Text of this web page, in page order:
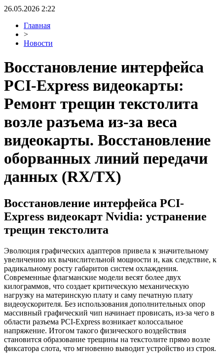
26.05.2026 2:22
Главная
>
Новости
Восстановление интерфейса
PCI-Express видеокарты:
Ремонт трещин текстолита
возле разъема из-за веса
видеокарты. Восстановление
оборванных линий передачи
данных (RX/TX)
Восстановление интерфейса PCI-
Express видеокарт Nvidia: устранение
трещин текстолита
Эволюция графических адаптеров привела к значительному
увеличению их вычислительной мощности и, как следствие, к
радикальному росту габаритов систем охлаждения.
Современные флагманские модели весят более двух
килограммов, что создает критическую механическую
нагрузку на материнскую плату и саму печатную плату
видеоускорителя. Без использования дополнительных опор
массивный графический чип начинает провисать, из-за чего в
области разъема PCI-Express возникает колоссальное
напряжение. Итогом такого физического воздействия
становится образование трещины на текстолите прямо возле
фиксатора слота, что мгновенно выводит устройство из строя.